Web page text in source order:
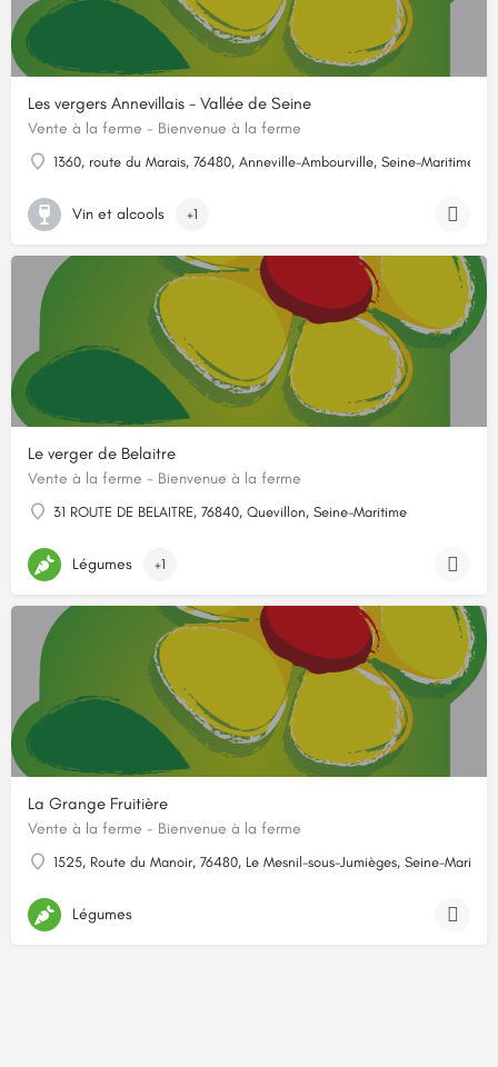
Les vergers Annevillais - Vallée de Seine
Vente à la ferme - Bienvenue à la ferme
1360, route du Marais, 76480, Anneville-Ambourville, Seine-Maritime
Vin et alcools +1
Le verger de Belaitre
Vente à la ferme - Bienvenue à la ferme
31 ROUTE DE BELAITRE, 76840, Quevillon, Seine-Maritime
Légumes +1
La Grange Fruitière
Vente à la ferme - Bienvenue à la ferme
1525, Route du Manoir, 76480, Le Mesnil-sous-Jumièges, Seine-Maritime
Légumes